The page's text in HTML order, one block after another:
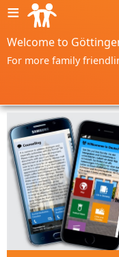
≡
Welcome to
For more family